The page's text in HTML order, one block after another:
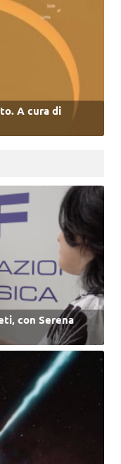
A cura di
con Serena